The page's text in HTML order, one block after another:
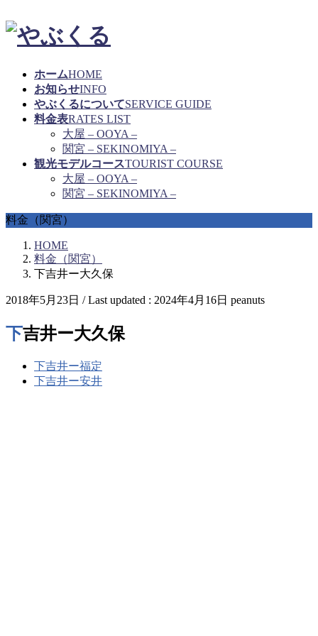
ホームHOME
お知らせINFO
やぶくるについてSERVICE GUIDE
料金表RATES LIST
大屋 – OOYA –
関宮 – SEKINOMIYA –
観光モデルコースTOURIST COURSE
大屋 – OOYA –
関宮 – SEKINOMIYA –
料金（関宮）
HOME
料金（関宮）
下吉井ー大久保
2018年5月23日 / Last updated : 2024年4月16日 peanuts
下吉井ー大久保
下吉井ー福定
下吉井ー安井